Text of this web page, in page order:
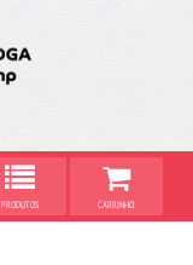
PRODUTOS CARRINHO